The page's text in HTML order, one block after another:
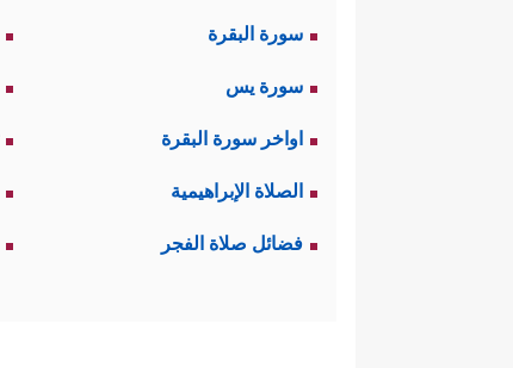
سورة البقرة
سورة يس
اواخر سورة البقرة
الصلاة الإبراهيمية
فضائل صلاة الفجر